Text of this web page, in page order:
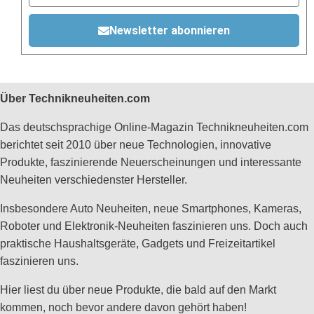
Newsletter abonnieren
Über Technikneuheiten.com
Das deutschsprachige Online-Magazin Technikneuheiten.com
berichtet seit 2010 über neue Technologien, innovative
Produkte, faszinierende Neuerscheinungen und interessante
Neuheiten verschiedenster Hersteller.
Insbesondere Auto Neuheiten, neue Smartphones, Kameras,
Roboter und Elektronik-Neuheiten faszinieren uns. Doch auch
praktische Haushaltsgeräte, Gadgets und Freizeitartikel
faszinieren uns.
Hier liest du über neue Produkte, die bald auf den Markt
kommen, noch bevor andere davon gehört haben!